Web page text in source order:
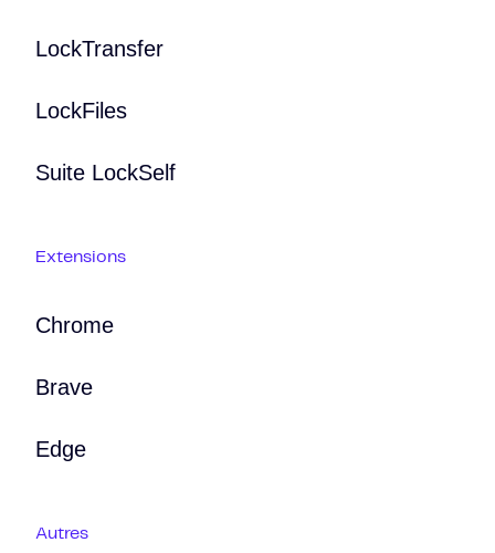
LockTransfer
LockFiles
Suite LockSelf
Extensions
Chrome
Brave
Edge
Autres